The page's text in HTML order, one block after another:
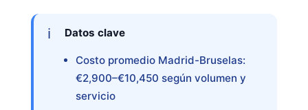
Datos clave
Costo promedio Madrid-Bruselas:
€2,900–€10,450 según volumen y
servicio